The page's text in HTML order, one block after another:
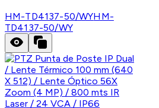
HM-TD4137-50/WYHM-
TD4137-50/WY